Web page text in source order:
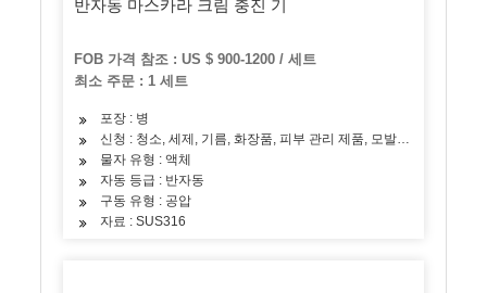
반자동 마스카라 크림 충진 기
FOB 가격 참조 : US $ 900-1200 / 세트
최소 주문 : 1 세트
포장 : 병
신청 : 청소, 세제, 기름, 화장품, 피부 관리 제품, 모발 관리 제품
물자 유형 : 액체
자동 등급 : 반자동
구동 유형 : 공압
자료 : SUS316